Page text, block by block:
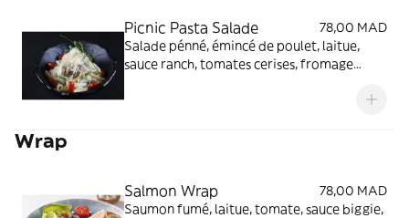
Picnic Pasta Salade
78,00 MAD
Salade pénné, émincé de poulet, laitue,
sauce ranch, tomates cerises, fromage
Wrap
Salmon Wrap
78,00 MAD
Saumon fumé, laitue, tomate, sauce biggie,